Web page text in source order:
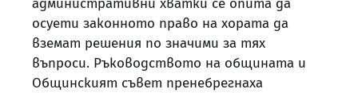
административни хватки се опита да
осуети законното право на хората да
вземат решения по значими за тях
въпроси. Ръководството на общината и
Общинският съвет пренебрегнаха